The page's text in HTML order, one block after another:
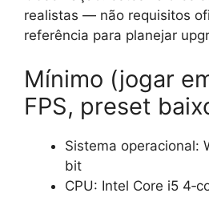
realistas — não requisitos
referência para planejar
Mínimo (jogar
FPS, preset
Sistema operacional:
bit
CPU: Intel Core i5